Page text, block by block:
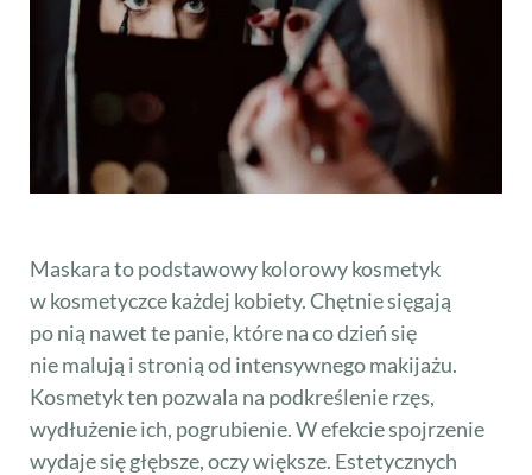
Maskara to podstawowy kolorowy kosmetyk
w kosmetyczce każdej kobiety. Chętnie sięgają
po nią nawet te panie, które na co dzień się
nie malują i stronią od intensywnego makijażu.
Kosmetyk ten pozwala na podkreślenie rzęs,
wydłużenie ich, pogrubienie. W efekcie spojrzenie
wydaje się głębsze, oczy większe. Estetycznych